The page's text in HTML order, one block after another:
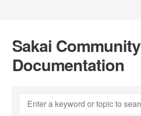
Sakai Community
Documentation